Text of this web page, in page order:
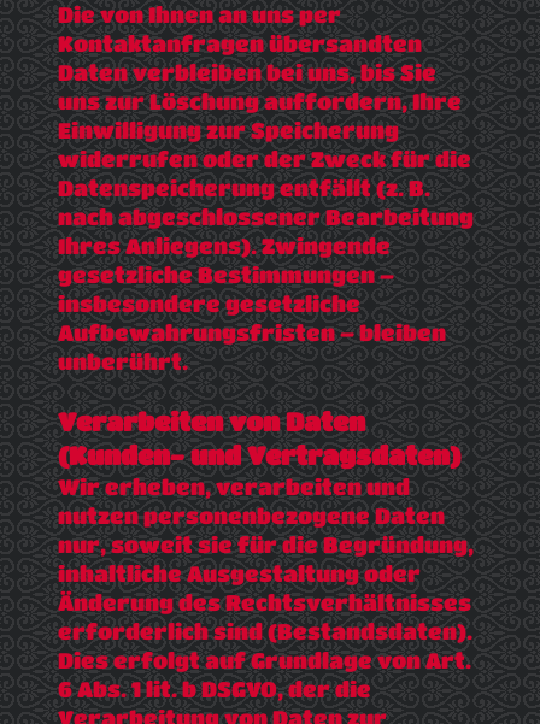
Die von Ihnen an uns per
Kontaktanfragen übersandten
Daten verbleiben bei uns, bis Sie
uns zur Löschung auffordern, Ihre
Einwilligung zur Speicherung
widerrufen oder der Zweck für die
Datenspeicherung entfällt (z. B.
nach abgeschlossener Bearbeitung
Ihres Anliegens). Zwingende
gesetzliche Bestimmungen –
insbesondere gesetzliche
Aufbewahrungsfristen – bleiben
unberührt.
Verarbeiten von Daten
(Kunden- und Vertragsdaten)
Wir erheben, verarbeiten und
nutzen personenbezogene Daten
nur, soweit sie für die Begründung,
inhaltliche Ausgestaltung oder
Änderung des Rechtsverhältnisses
erforderlich sind (Bestandsdaten).
Dies erfolgt auf Grundlage von Art.
6 Abs. 1 lit. b DSGVO, der die
Verarbeitung von Daten zur